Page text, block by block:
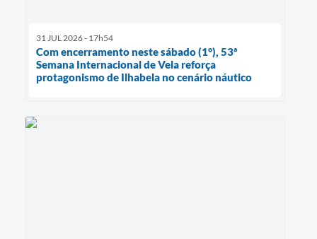
31 JUL 2026 - 17h54
Com encerramento neste sábado (1°), 53ª
Semana Internacional de Vela reforça
protagonismo de Ilhabela no cenário náutico